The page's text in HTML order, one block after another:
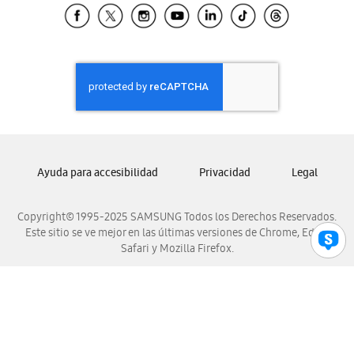
Samsung El Salvador
Samsung Honduras
Samsung Nicaragua
Samsung Panamá
Samsung Venezuela
Copyright© 1995-2025 SAMSUNG Todos los Derechos Reservados.
Este sitio se ve mejor en las últimas versiones de Chrome, Edge,
Safari y Mozilla Firefox.
Ayuda para accesibilidad Privacidad Legal